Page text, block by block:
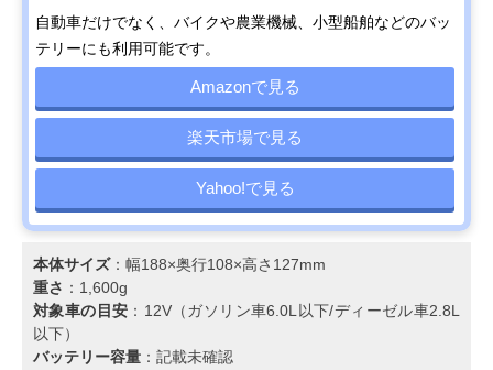
自動車だけでなく、バイクや農業機械、小型船舶などのバッ
テリーにも利用可能です。
Amazonで見る
楽天市場で見る
Yahoo!で見る
本体サイズ：幅188×奥行108×高さ127mm
重さ ：1,600g
対象車の目安 ：12V（ガソリン車6.0L以下/ディーゼル車2.8L
以下）
バッテリー容量 ：記載未確認